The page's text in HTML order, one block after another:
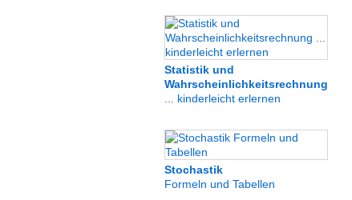
Statistik und
Wahrscheinlichkeitsrechnung
... kinderleicht erlernen
Stochastik
Formeln und Tabellen